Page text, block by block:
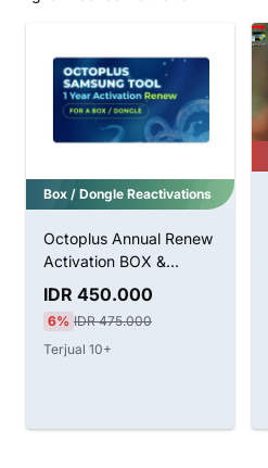
Box / Dongle Reactivations
Octoplus Annual Renew
Activation BOX &
Dongle
IDR 450.000
6% IDR 475.000
Terjual 10+